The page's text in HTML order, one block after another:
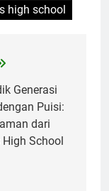
high school
Generasi
Puisi:
dari
High School